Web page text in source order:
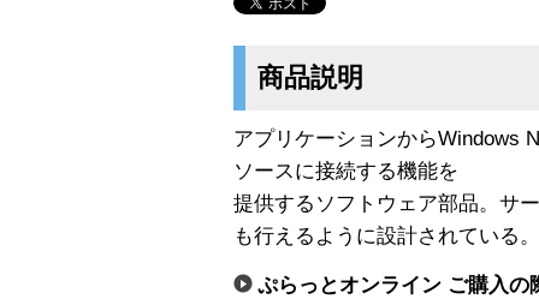
商品説明
アプリケーションからWindows
ソースに接続する機能を
提供するソフトウェア部品。サ
も行えるように設計されている。
ぷらっとオンライン ご購入の